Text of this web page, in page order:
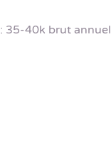
: 35-40k brut annuel